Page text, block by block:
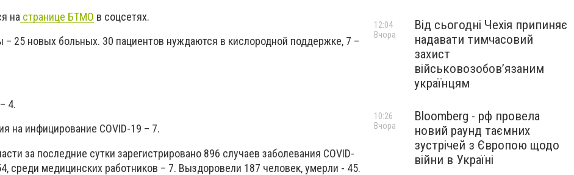
на странице БТМО в соцсетях.
– 25 новых больных. 30 пациентов нуждаются в кислородной поддержке, 7 –
4.
на инфицирование COVID-19 – 7.
за последние сутки зарегистрировано 896 случаев заболевания COVID-
среди медицинских работников – 7. Выздоровели 187 человек, умерли - 45.
Від сьогодні Чехія припиняє
надавати тимчасовий
захист
військовозобов’язаним
українцям
12:04
Вчора
Bloomberg - рф провела
новий раунд таємних
зустрічей з Європою щодо
війни в Україні
10:26
Вчора